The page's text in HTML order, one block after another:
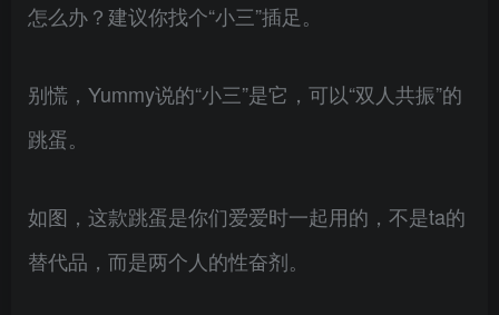
怎么办？建议你找个“小三”插足。
别慌，Yummy说的“小三”是它，可以“双人共振”的
跳蛋。
如图，这款跳蛋是你们爱爱时一起用的，不是ta的
替代品，而是两个人的性奋剂。